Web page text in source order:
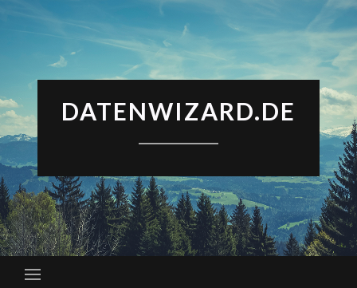
DATENWIZARD.DE